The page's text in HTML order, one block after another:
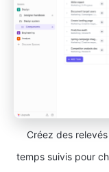
Créez des
temps suivis pour